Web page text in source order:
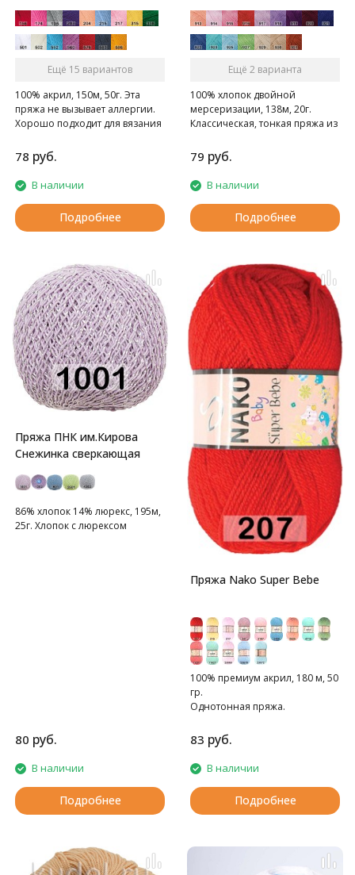
Ещё 15 вариантов
100% акрил, 150м, 50г. Эта
пряжа не вызывает аллергии.
Хорошо подходит для вязания
78 руб.
В наличии
Подробнее
Ещё 2 варианта
100% хлопок двойной
мерсеризации, 138м, 20г.
Классическая, тонкая пряжа из
отливом, для вязания кружева,
скатертей, штор, вышивания,
для вязания ажурной одежды.
79 руб.
В наличии
Подробнее
Пряжа ПНК им.Кирова
Снежинка сверкающая
86% хлопок 14% люрекс, 195м,
25г. Хлопок с люрексом
80 руб.
В наличии
Подробнее
Пряжа Nako Super Bebe
100% премиум акрил, 180 м, 50
гр.
Однотонная пряжа.
вязания детских изделий.
83 руб.
В наличии
Подробнее